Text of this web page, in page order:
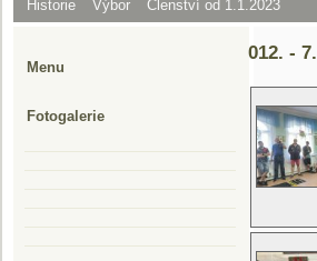
Historie Výbor Členství od 1.1.2023
012. -
Menu
Fotogalerie